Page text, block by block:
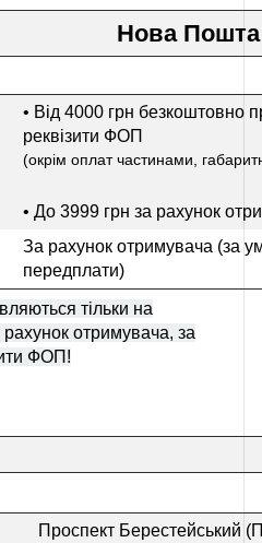
Нова Пошта
• Від 4000 грн безкоштовно
реквізити ФОП
(окрім оплат частинами,
• До 3999 грн за рахунок
За рахунок отримувача (за
передплати)
тільки на
рахунок отримувача, за
ФОП!
Проспект Берестейський